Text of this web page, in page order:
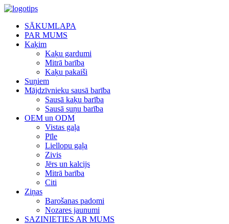
SĀKUMLAPA
PAR MUMS
Kaķim
Kaķu gardumi
Mitrā barība
Kaķu pakaiši
Suņiem
Mājdzīvnieku sausā barība
Sausā kaķu barība
Sausā suņu barība
OEM un ODM
Vistas gaļa
Pīle
Liellopu gaļa
Zivis
Jērs un kalcijs
Mitrā barība
Citi
Ziņas
Barošanas padomi
Nozares jaunumi
SAZINIETIES AR MUMS